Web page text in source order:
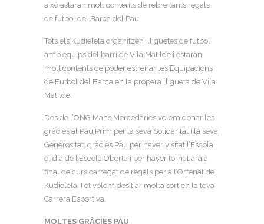
això estaran molt contents de rebre tants regals
de futbol del Barça del Pau.
Tots els Kudielela organitzen lliguetes de futbol
amb equips del barri de Vila Matilde i estaran
molt contents de poder estrenar les Equipacions
de Futbol del Barça en la propera lligueta de Vila
Matilde.
Des de l’ONG Mans Mercedàries volem donar les
gràcies al Pau Prim per la seva Solidaritat i la seva
Generositat, gràcies Pau per haver visitat l’Escola
el dia de l’Escola Oberta i per haver tornat ara a
final de curs carregat de regals per a l’Orfenat de
Kudielela. I et volem desitjar molta sort en la teva
Carrera Esportiva.
MOLTES GRÀCIES PAU